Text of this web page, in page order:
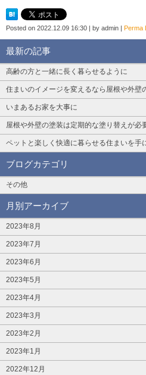
Posted on 2022.12.09 16:30 | by admin | Perma
最新の記事
高齢の方と一緒に長く暮らせるように
住まいのイメージを変えるなら屋根や外壁
いまあるお家を大事に
屋根や外壁の塗装は定期的な塗り替えが必
ペットと楽しく快適に暮らせる住まいを手
ブログカテゴリ
その他
月別アーカイブ
2023年8月
2023年7月
2023年6月
2023年5月
2023年4月
2023年3月
2023年2月
2023年1月
2022年12月